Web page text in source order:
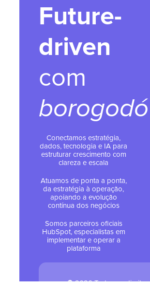
Future-
driven
com
borogodó
Conectamos estratégia,
dados, tecnologia e IA para
estruturar crescimento com
clareza e escala
Atuamos de ponta a ponta,
da estratégia à operação,
apoiando a evolução
contínua dos negócios
Somos parceiros oficiais
HubSpot, especialistas em
implementar e operar a
plataforma
© 2026 Todos os direitos